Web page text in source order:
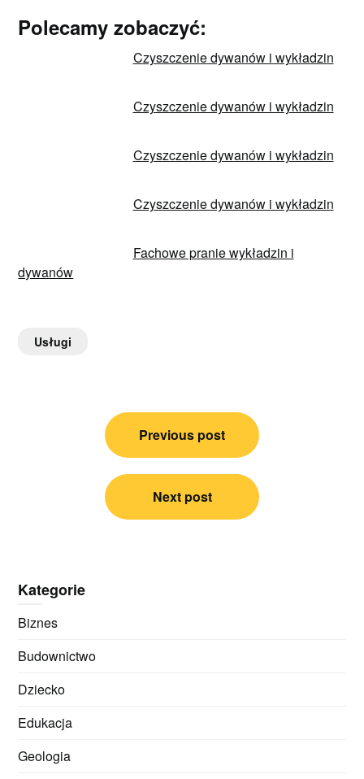
Polecamy zobaczyć:
Czyszczenie dywanów i wykładzin
Czyszczenie dywanów i wykładzin
Czyszczenie dywanów i wykładzin
Czyszczenie dywanów i wykładzin
Fachowe pranie wykładzin i
dywanów
Usługi
Nawigacja
Previous post
Next post
Kategorie
Biznes
Budownictwo
Dziecko
Edukacja
Geologia